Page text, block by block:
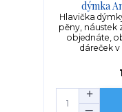
dýmka
Hlavička
pěny, náustek
objednáte,
dáreček